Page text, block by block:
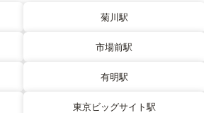
菊川駅
市場前駅
有明駅
東京ビッグサイト駅